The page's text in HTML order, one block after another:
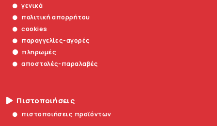
γενικά
πολιτική απορρήτου
cookies
παραγγελίες-αγορές
πληρωμές
αποστολές-παραλαβές
Πιστοποιήσεις
πιστοποιήσεις προϊόντων